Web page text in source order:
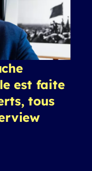
est faite
tous